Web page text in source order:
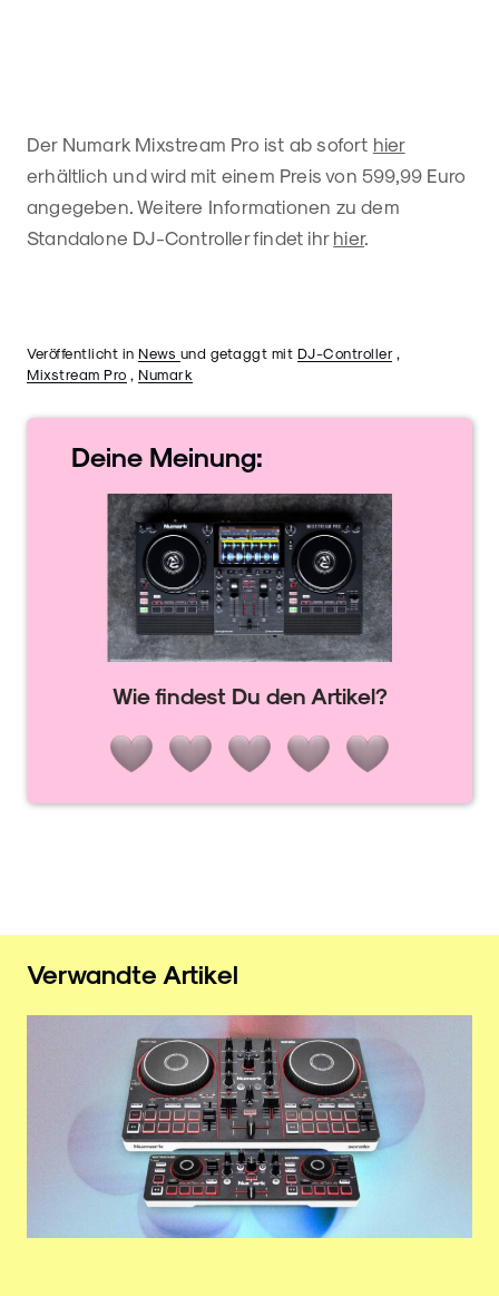
Der Numark Mixstream Pro ist ab sofort hier
erhältlich und wird mit einem Preis von 599,99 Euro
angegeben. Weitere Informationen zu dem
Standalone DJ-Controller findet ihr hier.
Veröffentlicht in News und getaggt mit DJ-Controller,
Mixstream Pro
Numark
Deine Meinung:
Wie findest Du den Artikel?
Verwandte Artikel